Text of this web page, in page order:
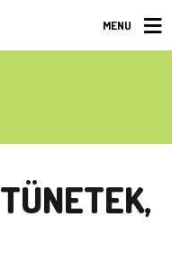
MENU